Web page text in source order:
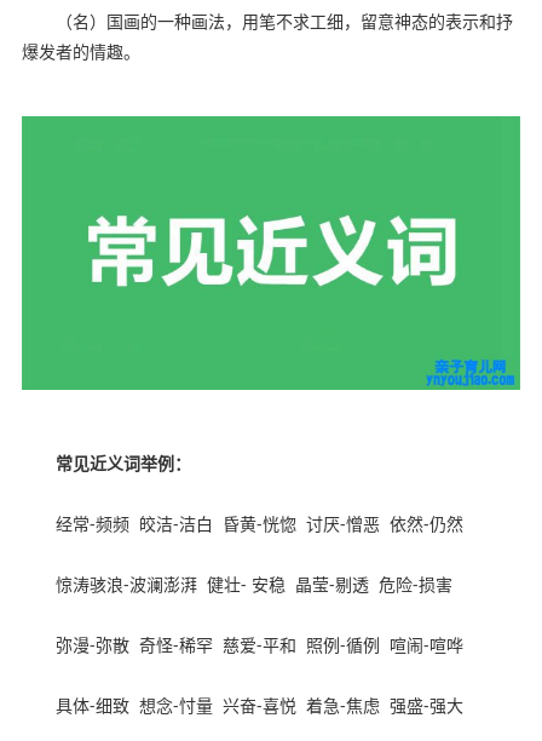
（名）国画的一种画法，用笔不求工细，留意神态的表示和抒
爆发者的情趣。
常见近义词举例：
经常-频频 皎洁-洁白 昏黄-恍惚 讨厌-憎恶 依然-仍然
惊涛骇浪-波澜澎湃 健壮- 安稳 晶莹-剔透 危险-损害
弥漫-弥散 奇怪-稀罕 慈爱-平和 照例-循例 喧闹-喧哗
具体-细致 想念-忖量 兴奋-喜悦 着急-焦虑 强盛-强大